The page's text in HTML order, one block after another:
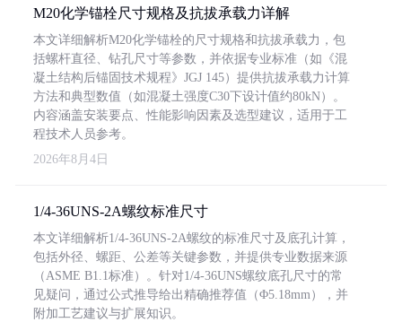
M20化学锚栓尺寸规格及抗拔承载力详解
本文详细解析M20化学锚栓的尺寸规格和抗拔承载力，包
括螺杆直径、钻孔尺寸等参数，并依据专业标准（如《混
凝土结构后锚固技术规程》JGJ 145）提供抗拔承载力计算
方法和典型数值（如混凝土强度C30下设计值约80kN）。
内容涵盖安装要点、性能影响因素及选型建议，适用于工
程技术人员参考。
2026年8月4日
1/4-36UNS-2A螺纹标准尺寸
本文详细解析1/4-36UNS-2A螺纹的标准尺寸及底孔计算，
包括外径、螺距、公差等关键参数，并提供专业数据来源
（ASME B1.1标准）。针对1/4-36UNS螺纹底孔尺寸的常
见疑问，通过公式推导给出精确推荐值（Φ5.18mm），并
附加工艺建议与扩展知识。